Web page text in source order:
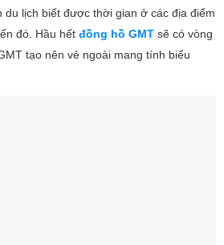
du lịch biết được thời gian ở các địa điểm
đó. Hầu hết đồng hồ GMT sẽ có vòng
tạo nên vẻ ngoài mang tính biểu